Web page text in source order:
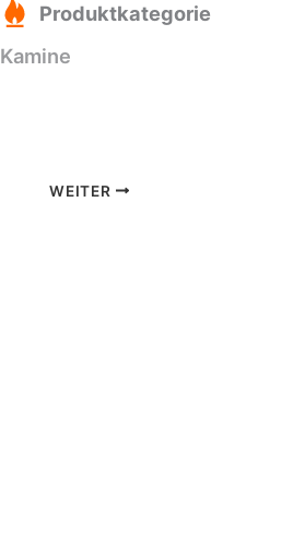
Produktkategorie
Kamine
WEITER